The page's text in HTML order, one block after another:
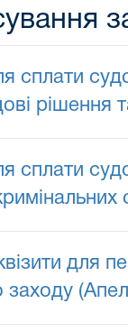
сплати
рішення
сплати
для
заходу